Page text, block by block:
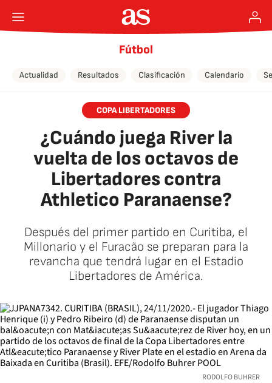
Fútbol
Actualidad Resultados Clasificación Calendario
COPA LIBERTADORES
¿Cuándo juega River la
vuelta de los octavos de
Libertadores contra
Athletico Paranaense?
Después del primer partido en Curitiba, el
Millonario y el Furacão se preparan para la
revancha que tendrá lugar en el Estadio
Libertadores de América.
RODOLFO BUHRER